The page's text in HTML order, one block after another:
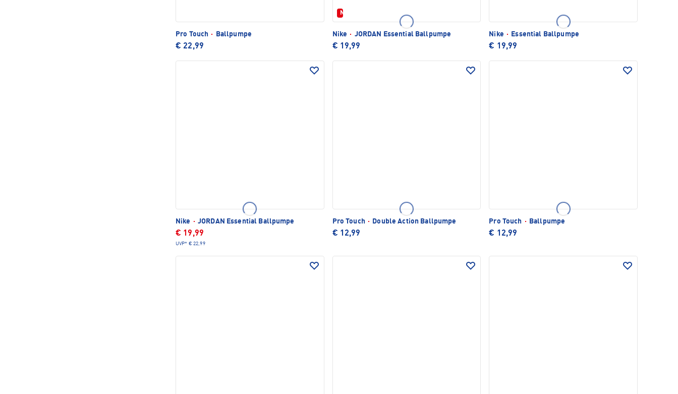
Pro Touch · Ballpumpe
€ 22,99
Neu
Nike · JORDAN Essential Ballpumpe
€ 19,99
Nike · Essential Ballpumpe
€ 19,99
Nike · JORDAN Essential Ballpumpe
€ 19,99
UVP* € 22,99
Pro Touch · Double Action Ballpumpe
€ 12,99
Pro Touch · Ballpumpe
€ 12,99